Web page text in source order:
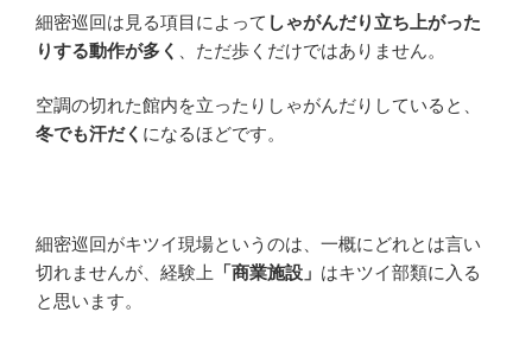
細密巡回は見る項目によって しゃがんだり立ち上がった
りする動作が多く
、ただ歩くだけではありません。
空調の切れた館内を立ったりしゃがんだりしていると、
冬でも汗だく になるほどです。
細密巡回がキツイ現場というのは、一概にどれとは言い
切れませんが、経験上
「商業施設」 はキツイ部類に入る
と思います。